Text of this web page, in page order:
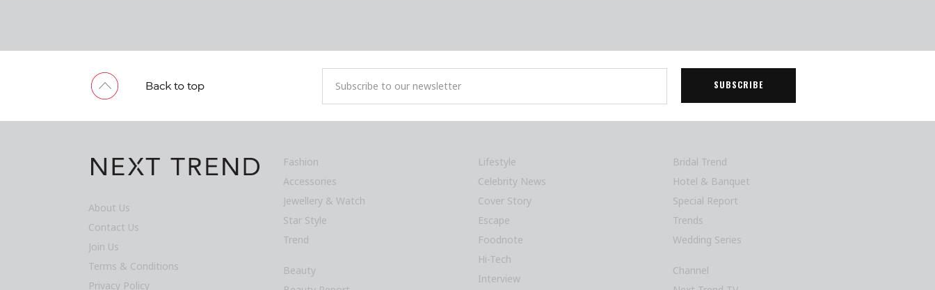
About Us
Contact Us
Join Us
Terms & Conditions
Privacy Policy
Fashion
Accessories
Jewellery & Watch
Star Style
Trend
Beauty
Lifestyle
Celebrity News
Cover Story
Escape
Foodnote
Hi-Tech
Interview
Bridal Trend
Hotel & Banquet
Special Report
Trends
Wedding Series
Channel